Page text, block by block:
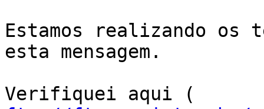
Estamos realizando os
esta mensagem.